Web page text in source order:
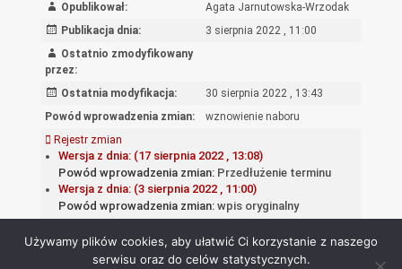
Opublikował:
Agata Jarnutowska-Wrzodak
Publikacja dnia:
3 sierpnia 2022 , 11:00
Ostatnio zmodyfikowany
przez:
Ostatnia modyfikacja:
30 sierpnia 2022 , 13:43
Powód wprowadzenia zmian:
wznowienie naboru
Rejestr zmian
Wersja z dnia: (17 sierpnia 2022 , 13:08)
Powód wprowadzenia zmian: Przedłużenie terminu
Wersja z dnia: (3 sierpnia 2022 , 11:00)
Powód wprowadzenia zmian: wpis oryginalny
Używamy plików cookies, aby ułatwić Ci korzystanie z naszego
serwisu oraz do celów statystycznych.